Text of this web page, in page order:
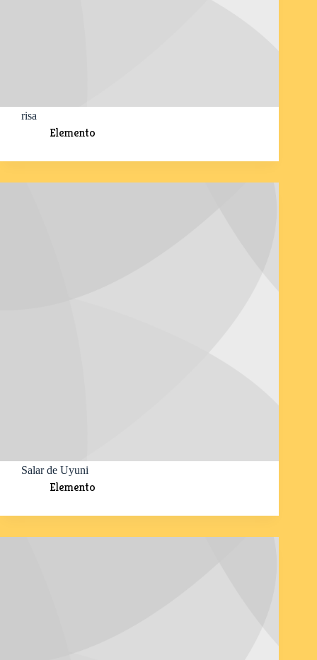
risa
Elemento
Salar de Uyuni
Elemento